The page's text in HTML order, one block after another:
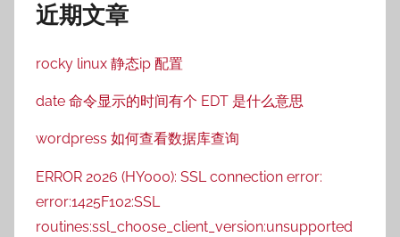
近期文章
rocky linux 静态ip 配置
date 命令显示的时间有个 EDT 是什么意思
wordpress 如何查看数据库查询
ERROR 2026 (HY000): SSL connection error:
error:1425F102:SSL
routines:ssl_choose_client_version:unsupported